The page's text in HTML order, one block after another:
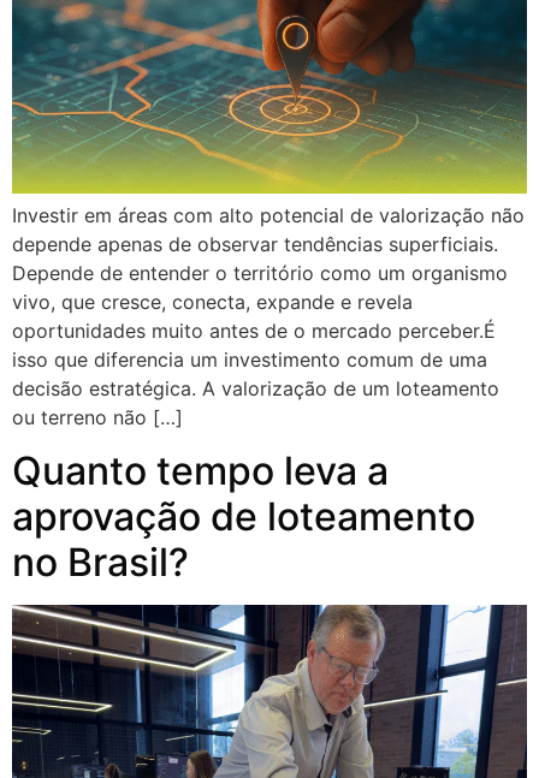
Investir em áreas com alto potencial de valorização não
depende apenas de observar tendências superficiais.
Depende de entender o território como um organismo
vivo, que cresce, conecta, expande e revela
oportunidades muito antes de o mercado perceber.É
isso que diferencia um investimento comum de uma
decisão estratégica. A valorização de um loteamento
ou terreno não […]
Quanto tempo leva a
aprovação de loteamento
no Brasil?